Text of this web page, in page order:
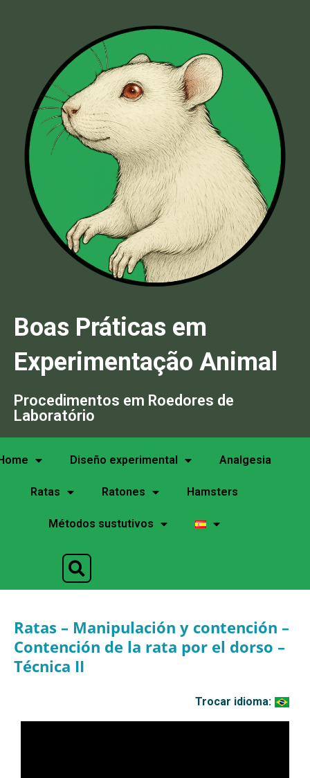
Boas Práticas em
Experimentação Animal
Procedimentos em Roedores de
Laboratório
Diseño experimental Analgesia
Ratas Ratones Hamsters
Métodos sustutivos
Ratas – Manipulación y contención –
Contención de la rata por el dorso –
Técnica II
Trocar idioma: